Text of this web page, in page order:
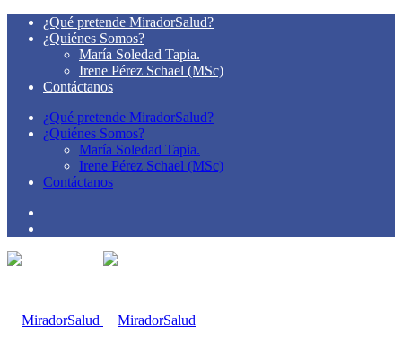
¿Qué pretende MiradorSalud?
¿Quiénes Somos?
María Soledad Tapia.
Irene Pérez Schael (MSc)
Contáctanos
¿Qué pretende MiradorSalud?
¿Quiénes Somos?
María Soledad Tapia.
Irene Pérez Schael (MSc)
Contáctanos